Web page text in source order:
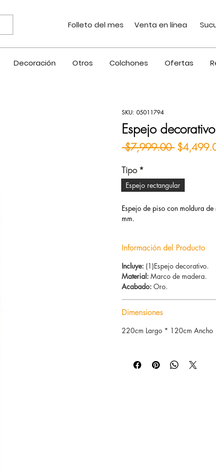
Folleto del mes Venta en línea
Decoración Otros Colchones Ofertas
SKU: 05011794
Espejo
$7,999.00 Precio
Tipo *
Espejo rectangular
Espejo de piso con moldura
mm.
Información del Producto
Incluye: (1)Espejo decorativo.
Material: Marco de madera.
Acabado: Oro.
Dimensiones
220cm Largo * 120cm Ancho